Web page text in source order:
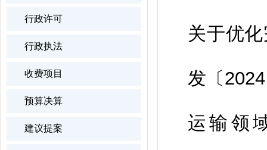
行政许可
行政执法
收费项目
预算决算
建议提案
关于优
发〔
运输领